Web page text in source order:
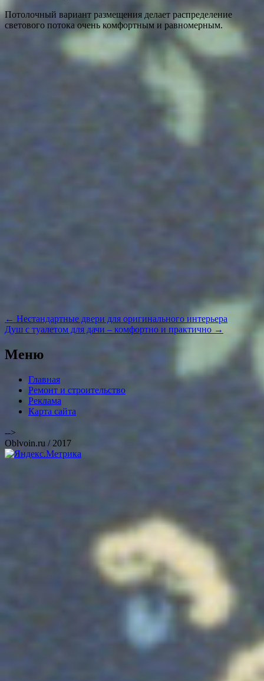
Потолочный вариант размещения делает распределение
светового потока очень комфортным и равномерным.
Навигация
по
← Нестандартные двери для оригинального интерьера
Душ с туалетом для дачи – комфортно и практично →
Меню
Главная
Ремонт и строительство
Реклама
Карта сайта
-->
Oblvoin.ru / 2017